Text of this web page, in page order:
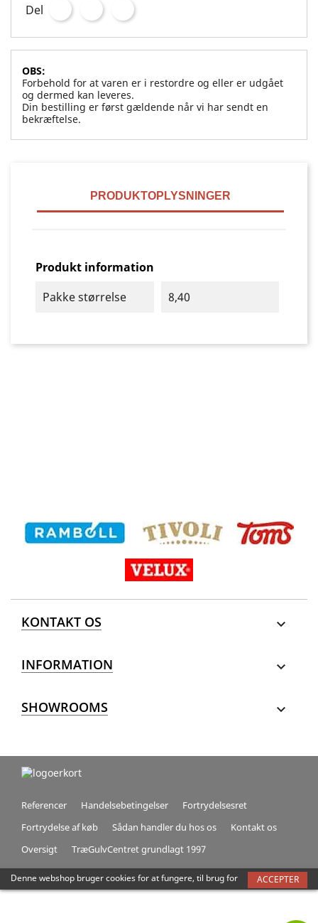
Denne webshop bruger cookies for at fungere, til brug for
trafikmåling, optimering af sidens indhold og forbedre
ACCEPTER
Del
OBS:
Forbehold for at varen er i restordre og eller er udgået
og dermed kan leveres.
Din bestilling er først gældende når vi har sendt en
bekræftelse.
PRODUKTOPLYSNINGER
Produkt information
Pakke størrelse
8,40
KONTAKT OS 
INFORMATION 
SHOWROOMS 
Referencer Handelsebetingelser
Fortrydelsesret
Fortrydelse af køb
Sådan handler du hos os
Kontakt os
Oversigt
TræGulvCentret grundlagt 1997